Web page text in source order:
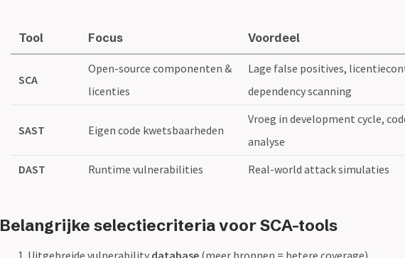
Tool Focus Voordeel
SCA
Open-source componenten &
licenties
Lage false positives,
dependency scanning
SAST Eigen code kwetsbaarheden
Vroeg in development cycle,
analyse
DAST
Runtime vulnerabilities Real-world attack simulaties
Belangrijke selectiecriteria voor SCA-tools
Uitgebreide vulnerability database (meer bronnen = betere coverage)